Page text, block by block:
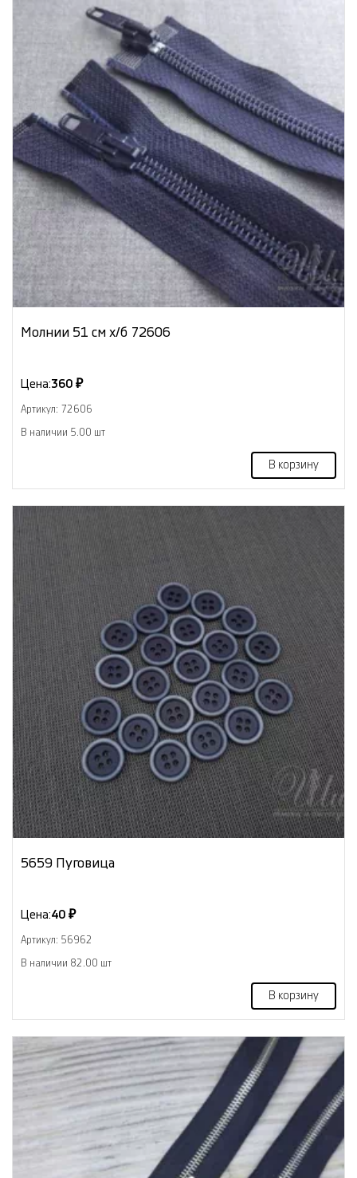
Молнии 51 см х/б 72606
Цена:360 ₽
Артикул: 72606
В наличии 5.00 шт
В корзину
5659 Пуговица
Цена:40 ₽
Артикул: 56962
В наличии 82.00 шт
В корзину